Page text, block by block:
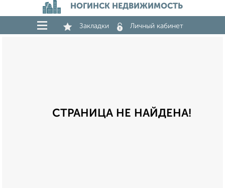
НОГИНСК НЕДВИЖИМОСТЬ
Закладки Личный кабинет
СТРАНИЦА НЕ НАЙДЕНА!